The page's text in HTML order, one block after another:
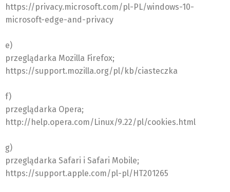
https://privacy.microsoft.com/pl-PL/windows-10-
microsoft-edge-and-privacy
e)
przeglądarka Mozilla Firefox;
https://support.mozilla.org/pl/kb/ciasteczka
f)
przeglądarka Opera;
http://help.opera.com/Linux/9.22/pl/cookies.html
g)
przeglądarka Safari i Safari Mobile;
https://support.apple.com/pl-pl/HT201265